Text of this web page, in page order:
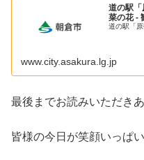
道の駅
菜の花 -
道の駅「
www.city.asakura.lg.jp
最後までお読みいただき
皆様の今日が笑顔いっぱ